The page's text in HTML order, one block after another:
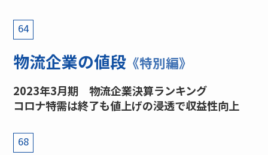
64
物流企業の値段 《特別編》
2023年3月期 物流企業決算ランキング
コロナ特需は終了も値上げの浸透で収益性向上
68